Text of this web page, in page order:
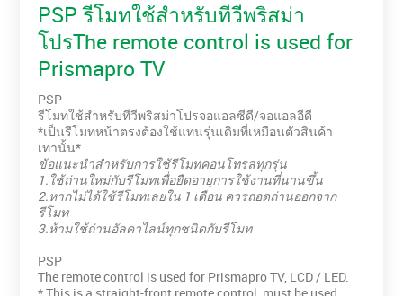
PSP รีโมทใช้สำหรับทีวีพริสม่า
โปรThe remote control is used for
Prismapro TV
PSP
รีโมทใช้สำหรับทีวีพริสม่าโปรจอแอลซีดี/จอแอลอีดี
*เป็นรีโมทหน้าตรงต้องใช้แทนรุ่นเดิมที่เหมือนตัวสินค้า
เท่านั้น*
ข้อแนะนำสำหรับการใช้รีโมทคอนโทรลทุกรุ่น
1.ใช้ถ่านใหม่กับรีโมทเพื่อยืดอายุการใช้งานที่นานขึ้น
2.หากไม่ได้ใช้รีโมทเลยใน 1 เดือน ควรถอดถ่านออกจาก
รีโมท
3.ห้ามใช้ถ่านอัลคาไลน์ทุกชนิดกับรีโมท
PSP
The remote control is used for Prismapro TV, LCD / LED.